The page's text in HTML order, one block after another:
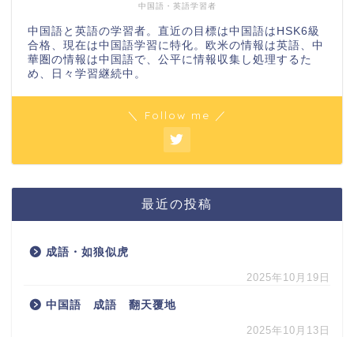
中国語・英語学習者
中国語と英語の学習者。直近の目標は中国語はHSK6級
合格、現在は中国語学習に特化。欧米の情報は英語、中
華圏の情報は中国語で、公平に情報収集し処理するた
め、日々学習継続中。
＼ Follow me ／
最近の投稿
成語・如狼似虎
2025年10月19日
中国語 成語 翻天覆地
2025年10月13日